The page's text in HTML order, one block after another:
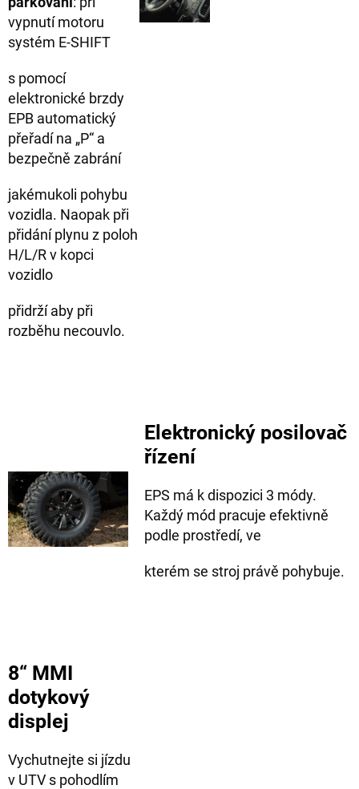
vypnutí motoru
systém E-SHIFT
s pomocí
elektronické brzdy
EPB automatický
přeřadí na „P“ a
bezpečně zabrání
jakémukoli pohybu
vozidla. Naopak při
přidání plynu z poloh
H/L/R v kopci
vozidlo
přidrží aby při
rozběhu necouvlo.
Elektronický posilovač
řízení
EPS má k dispozici 3 módy.
Každý mód pracuje efektivně
podle prostředí, ve
kterém se stroj právě pohybuje.
8“ MMI
dotykový
displej
Vychutnejte si jízdu
v UTV s pohodlím